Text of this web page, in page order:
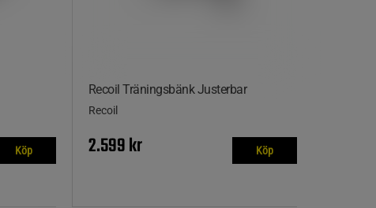
Köp
Recoil Träningsbänk Justerbar
Recoil
2.599 kr Köp